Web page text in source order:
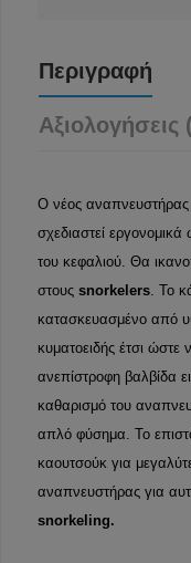
Περιγραφή
Αξιολογήσεις
Ο νέος αναπνευστήρας
σχεδιαστεί
του κεφαλιού. Θα
στους snorkelers. Το
κατασκευασμένο από
κυματοειδής έτσι ώστε
ανεπίστροφη βαλβίδα
καθαρισμό του
απλό φύσημα. Το
καουτσούκ για
αναπνευστήρας για
snorkeling.